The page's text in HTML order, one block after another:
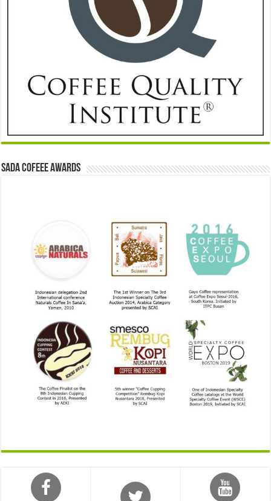
Sada Cofeee Awards